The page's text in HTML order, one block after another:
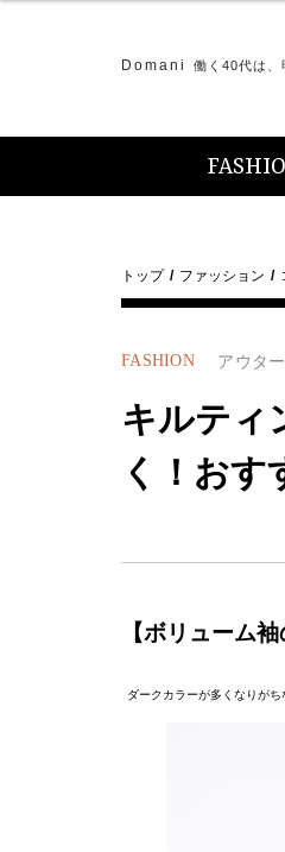
Domani 働く40代は、
トップ ファッション
FASHION アウタ
キルティ
く！おす
【ボリューム
ダークカラーが多くなりが